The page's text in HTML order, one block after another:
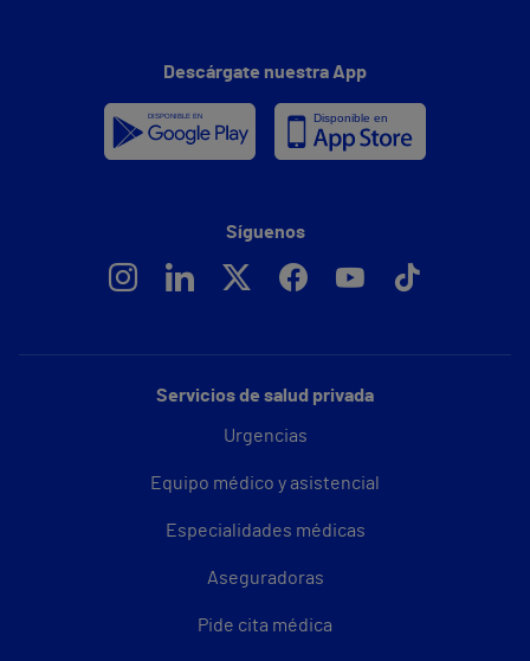
Servicios de salud privada
Urgencias
Equipo médico y asistencial
Especialidades médicas
Aseguradoras
Pide cita médica
Descárgate nuestra App
Síguenos